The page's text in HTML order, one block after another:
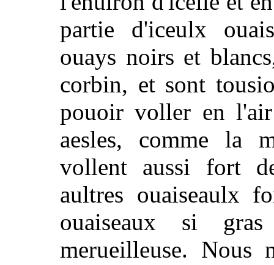
partie d'iceulx
ouays noirs et
corbin, et sont
pouoir voller en
aesles, comme la
vollent aussi fort
aultres ouaiseaulx
ouaiseaux si
merueilleuse. Nous